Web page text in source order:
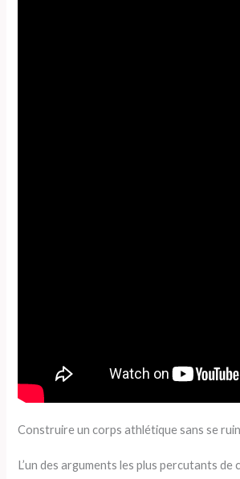
Construire un corps athlétique sans se
L’un des arguments les plus percutants